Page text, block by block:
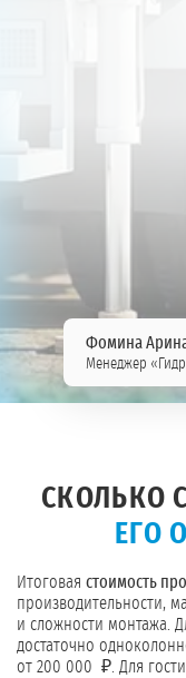
Фомина
Менеджер
СКОЛЬКО
ЕГО
Итоговая стоимость
производительности,
и сложности монтажа.
достаточно
от 200 000 ₽. Для